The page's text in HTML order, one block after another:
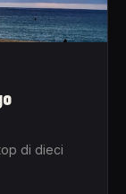
di dieci